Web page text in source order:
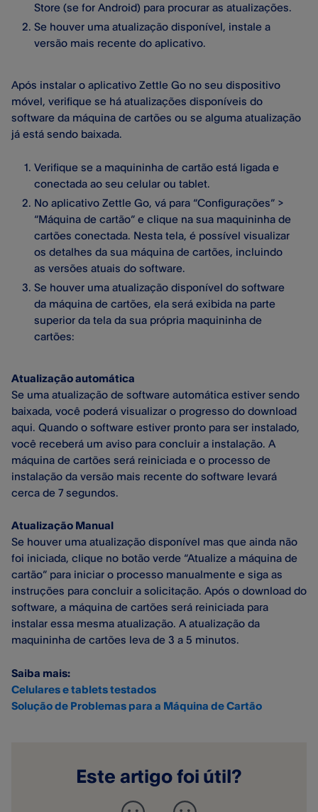
Store (se for Android) para procurar as atualizações.
Se houver uma atualização disponível, instale a
versão mais recente do aplicativo.
Após instalar o aplicativo Zettle Go no seu dispositivo
móvel, verifique se há atualizações disponíveis do
software da máquina de cartões ou se alguma atualização
já está sendo baixada.
Verifique se a maquininha de cartão está ligada e
conectada ao seu celular ou tablet.
No aplicativo Zettle Go, vá para “Configurações” >
“Máquina de cartão” e clique na sua maquininha de
cartões conectada. Nesta tela, é possível visualizar
os detalhes da sua máquina de cartões, incluindo
as versões atuais do software.
Se houver uma atualização disponível do software
da máquina de cartões, ela será exibida na parte
superior da tela da sua própria maquininha de
cartões:
Atualização automática
Se uma atualização de software automática estiver sendo
baixada, você poderá visualizar o progresso do download
aqui. Quando o software estiver pronto para ser instalado,
você receberá um aviso para concluir a instalação. A
máquina de cartões será reiniciada e o processo de
instalação da versão mais recente do software levará
cerca de 7 segundos.
Atualização Manual
Se houver uma atualização disponível mas que ainda não
foi iniciada, clique no botão verde “Atualize a máquina de
cartão” para iniciar o processo manualmente e siga as
instruções para concluir a solicitação. Após o download do
software, a máquina de cartões será reiniciada para
instalar essa mesma atualização. A atualização da
maquininha de cartões leva de 3 a 5 minutos.
Saiba mais:
Celulares e tablets testados
Solução de Problemas para a Máquina de Cartão
Este artigo foi útil?